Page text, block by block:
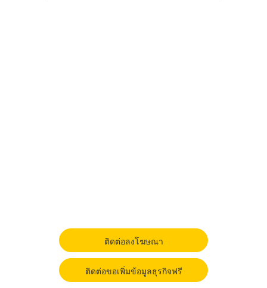
ติดต่อลงโฆษณา
ติดต่อขอเพิ่มข้อมูลธุรกิจฟรี